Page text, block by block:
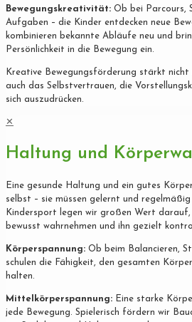
Bewegungskreativität: Ob bei Parcours,
Aufgaben – die Kinder entdecken neue
kombinieren bekannte Abläufe neu und
Persönlichkeit in die Bewegung ein.
Kreative Bewegungsförderung stärkt nicht
auch das Selbstvertrauen, die
sich auszudrücken.
✕
Haltung und
Eine gesunde Haltung und ein gutes
selbst – sie müssen gelernt und
Kindersport legen wir großen Wert
bewusst wahrnehmen und ihn gezielt
Körperspannung: Ob beim Balancieren,
schulen die Fähigkeit, den gesamten
halten.
Mittelkörperspannung: Eine starke
jede Bewegung. Spielerisch fördern wir